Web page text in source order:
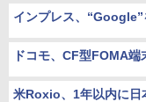
インプレス、
ドコモ、CF型FOMA
米Roxio、1年以内に